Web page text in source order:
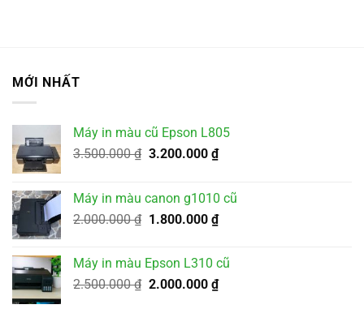
MỚI NHẤT
Máy in màu cũ Epson L805
3.500.000₫ Giá
3.500.000 ₫.
3.200.000 ₫Giá
là:
3.200.000 ₫.
Máy in màu canon g1010 cũ
2.000.000₫ Giá
2.000.000 ₫.
1.800.000 ₫Giá
tại
là:
1.800.000 ₫.
Máy in màu Epson L310 cũ
2.500.000₫ Giá
2.000.000 ₫Giá